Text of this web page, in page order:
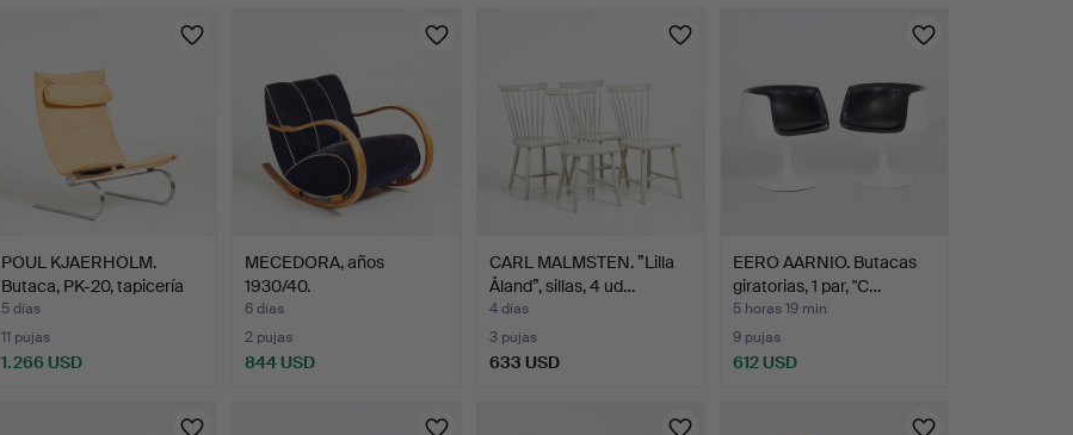
POUL KJAERHOLM.
Butaca, PK-20, tapicería
d…
5 días
11 pujas
1.266 USD
MECEDORA, años
1930/40.
6 días
2 pujas
844 USD
CARL MALMSTEN. ”Lilla
Åland”, sillas, 4 ud…
4 días
3 pujas
633 USD
EERO AARNIO. Butacas
giratorias, 1 par, "C…
5 horas 19 min
9 pujas
612 USD